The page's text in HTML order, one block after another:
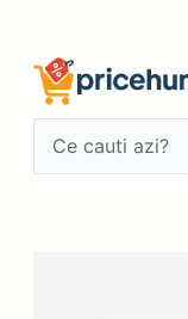
conținut